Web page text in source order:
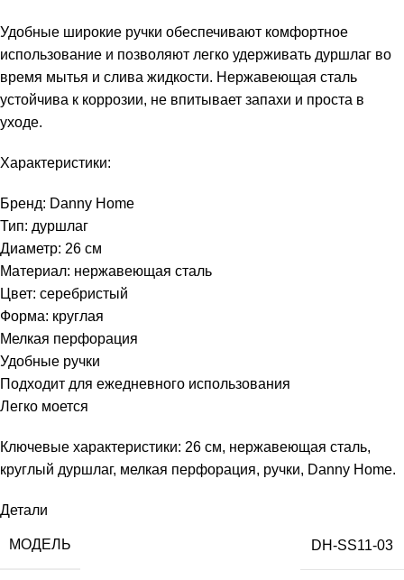
Удобные широкие ручки обеспечивают комфортное
использование и позволяют легко удерживать дуршлаг во
время мытья и слива жидкости. Нержавеющая сталь
устойчива к коррозии, не впитывает запахи и проста в
уходе.
Характеристики:
Бренд: Danny Home
Тип: дуршлаг
Диаметр: 26 см
Материал: нержавеющая сталь
Цвет: серебристый
Форма: круглая
Мелкая перфорация
Удобные ручки
Подходит для ежедневного использования
Легко моется
Ключевые характеристики: 26 см, нержавеющая сталь,
круглый дуршлаг, мелкая перфорация, ручки, Danny Home.
Детали
МОДЕЛЬ DH-SS11-03